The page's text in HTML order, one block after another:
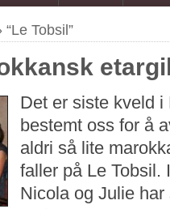
Tobsil”
Det er siste kveld
bestemt oss for å
aldri så lite
faller på Le Tobsil.
Nicola og Julie